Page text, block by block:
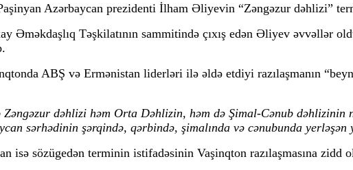
Azərbaycan prezidenti İlham Əliyevin “Zəngəzur dəhlizi”
Əməkdaşlıq Təşkilatının sammitində çıxış edən Əliyev əvvəllər
ABŞ və Ermənistan liderləri ilə əldə etdiyi razılaşmanın
dəhlizi həm Orta Dəhlizin, həm də Şimal-Cənub dəhlizinin
sərhədinin şərqində, qərbində, şimalında və cənubunda yerləşən
isə sözügedən terminin istifadəsinin Vaşinqton razılaşmasına zidd